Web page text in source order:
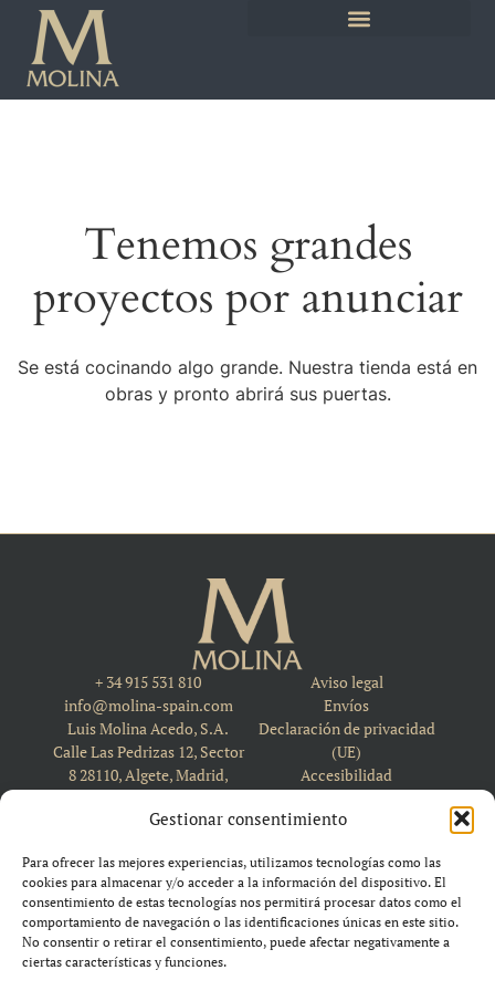
Gestionar consentimiento
Para ofrecer las mejores experiencias, utilizamos tecnologías como las
cookies para almacenar y/o acceder a la información del dispositivo. El
consentimiento de estas tecnologías nos permitirá procesar datos como el
comportamiento de navegación o las identificaciones únicas en este sitio.
No consentir o retirar el consentimiento, puede afectar negativamente a
ciertas características y funciones.
Tenemos grandes
proyectos por anunciar
Se está cocinando algo grande. Nuestra tienda está en
obras y pronto abrirá sus puertas.
+ 34 915 531 810
info@molina-spain.com
Luis Molina Acedo, S.A.
Calle Las Pedrizas 12, Sector
8 28110, Algete, Madrid,
Aviso legal
Envíos
Declaración de privacidad
(UE)
Accesibilidad